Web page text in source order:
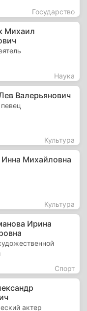
Государство
Михаил
Наука
Валерьянович
Культура
Михайловна
Культура
Ирина
Спорт
актер